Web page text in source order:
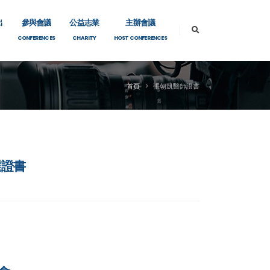
參與會議
CONFERENCES
公益志業
CHARITY
主辦會議
HOST CONFERENCES
首頁 張朝凱醫師證書
書